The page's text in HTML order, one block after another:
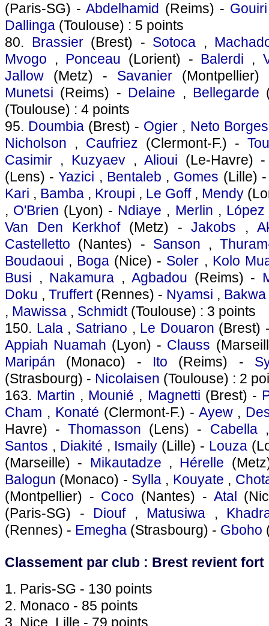
(Paris-SG) -Abdelhamid (Reims) - Gouiri
Dallinga (Toulouse) : 5 points
80. Brassier(Brest) - Sotoca ,
Mvogo , Ponceau (Lorient) - Balerdi ,
Jallow (Metz) - Savanier
Munetsi (Reims) - Delaine , Bellegarde
(Toulouse) : 4 points
95. Doumbia (Brest) - Ogier , Neto Borges
Nicholson , Caufriez (Clermont-F.) -
Casimir , Kuzyaev, Alioui (Le-Havre)
(Lens) -Yazici , Bentaleb , Gomes (Lille)
Kari , Bamba , Kroupi , Le Goff, Mendy
, O'Brien (Lyon) - Ndiaye , Merlin , López
Van Den Kerkhof(Metz) -Jakobs ,
Castelletto (Nantes) - Sanson ,
Boudaoui , Boga (Nice) - Soler , Kolo
Busi , Nakamura , Agbadou (Reims) -
Doku , Truffert(Rennes) - Nyamsi , Bakwa
, Mawissa , Schmidt(Toulouse) : 3 points
150. Lala, Satriano , Le Douaron (Brest)
Appiah Nuamah (Lyon) - Clauss
Maripán (Monaco) - Ito (Reims) -
(Strasbourg) - Nicolaisen (Toulouse) : 2
163. Martin , Mounié , Magnetti (Brest) -
Cham , Konaté (Clermont-F.) - Ayew,
Havre) -Thomasson (Lens) - Cabella
Santos , Diakité , Ismaily (Lille) - Louza
(Marseille) - Mikautadze , Hérelle
Balogun (Monaco) - Sylla , Kouyate ,
(Montpellier) - Coco (Nantes) - Atal
(Paris-SG) - Diouf, Matusiwa ,
(Rennes) - Emegha (Strasbourg) - Gboho
Classement par club : Brest revient fort
1. Paris-SG - 130 points
2. Monaco - 85 points
3. Nice, Lille - 79 points